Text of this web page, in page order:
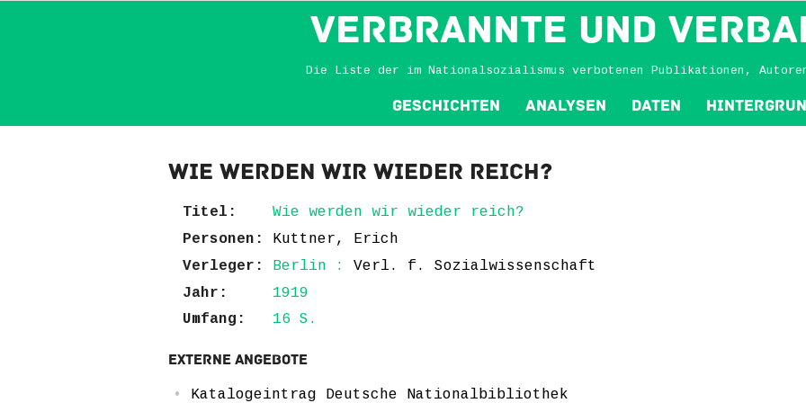
VERBRANNTE und
Die Liste der im Nationalsozialismus verbotenen Publikationen,
Geschichten Analysen Daten
Wie werden wir wieder reich?
Titel:
Wie werden wir wieder reich?
Personen:
Kuttner, Erich
Verleger:
Berlin : Verl. f. Sozialwissenschaft
Jahr:
1919
Umfang:
16 S.
Externe Angebote
Katalogeintrag Deutsche Nationalbibliothek